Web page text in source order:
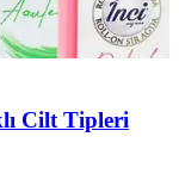
Cilt Tipleri